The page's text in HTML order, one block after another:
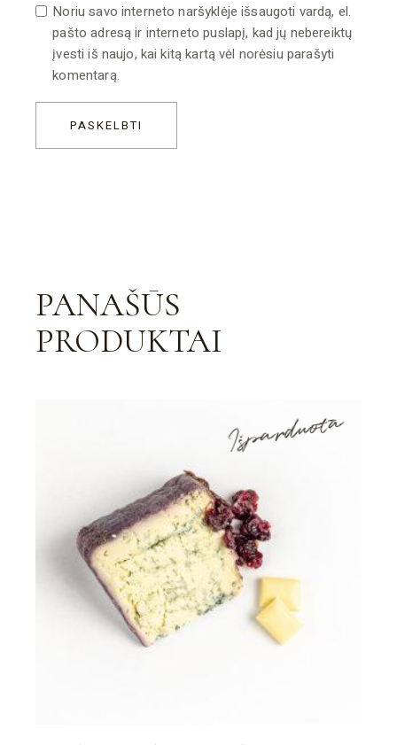
Noriu savo interneto naršyklėje išsaugoti vardą, el.
pašto adresą ir interneto puslapį, kad jų nebereiktų
įvesti iš naujo, kai kitą kartą vėl norėsiu parašyti
komentarą.
PASKELBTI
PANAŠŪS
PRODUKTAI
Išparduota